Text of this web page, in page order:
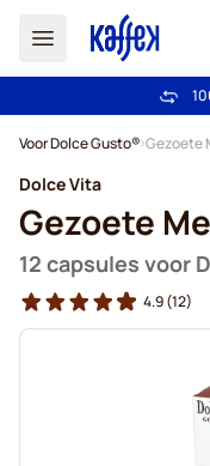
Voor Dolce Gusto® Gezoete
Dolce Vita
Gezoete
12 capsules voor
4.9(12)